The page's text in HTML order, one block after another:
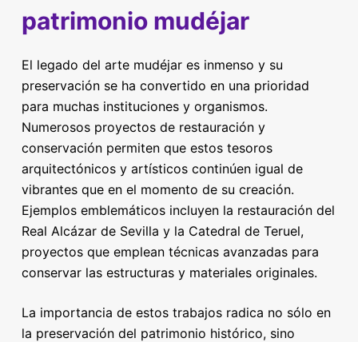
patrimonio mudéjar
El legado del arte mudéjar es inmenso y su
preservación se ha convertido en una prioridad
para muchas instituciones y organismos.
Numerosos proyectos de restauración y
conservación permiten que estos tesoros
arquitectónicos y artísticos continúen igual de
vibrantes que en el momento de su creación.
Ejemplos emblemáticos incluyen la restauración del
Real Alcázar de Sevilla y la Catedral de Teruel,
proyectos que emplean técnicas avanzadas para
conservar las estructuras y materiales originales.
La importancia de estos trabajos radica no sólo en
la preservación del patrimonio histórico, sino